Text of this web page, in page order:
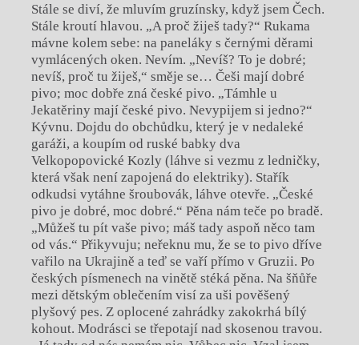
Stále se diví, že mluvím gruzínsky, když jsem Čech.
Stále kroutí hlavou. „A proč žiješ tady?“ Rukama
mávne kolem sebe: na paneláky s černými děrami
vymlácených oken. Nevím. „Nevíš? To je dobré;
nevíš, proč tu žiješ,“ směje se… Češi mají dobré
pivo; moc dobře zná české pivo. „Támhle u
Jekatěriny mají české pivo. Nevypijem si jedno?“
Kývnu. Dojdu do obchůdku, který je v nedaleké
garáži, a koupím od ruské babky dva
Velkopopovické Kozly (láhve si vezmu z ledničky,
která však není zapojená do elektriky). Stařík
odkudsi vytáhne šroubovák, láhve otevře. „České
pivo je dobré, moc dobré.“ Pěna nám teče po bradě.
„Můžeš tu pít vaše pivo; máš tady aspoň něco tam
od vás.“ Přikyvuju; neřeknu mu, že se to pivo dříve
vařilo na Ukrajině a teď se vaří přímo v Gruzii. Po
českých písmenech na vinětě stéká pěna. Na šňůře
mezi dětským oblečením visí za uši pověšený
plyšový pes. Z oplocené zahrádky zakokrhá bílý
kohout. Modrásci se třepotají nad skosenou travou.